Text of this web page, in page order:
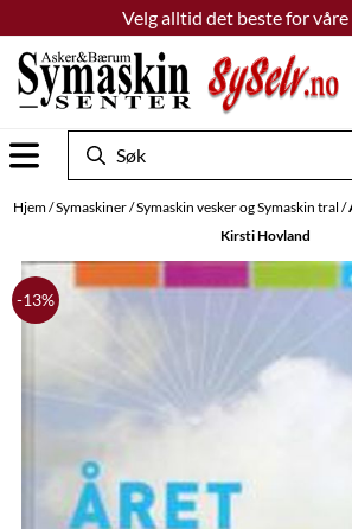
Hopp til innholdVelg alltid det beste for
Hjem/Symaskiner/Symaskin vesker og Symaskin tral /
Kirsti Hovland
-13%